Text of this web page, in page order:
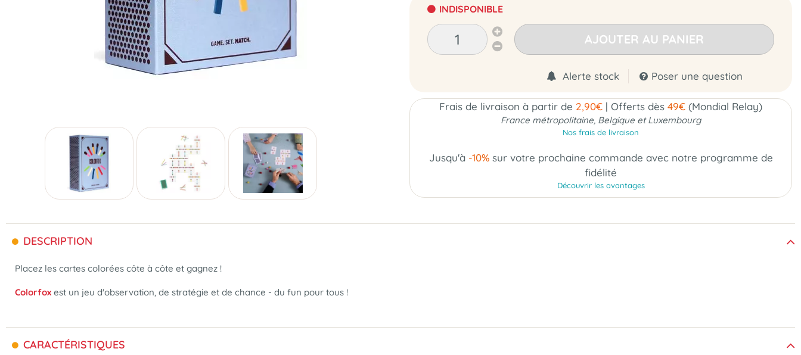
INDISPONIBLE
AJOUTER AU PANIER
Alerte stock Poser une question
Frais de livraison à partir de 2,90€ | Offerts dès 49€ (Mondial Relay)
France métropolitaine, Belgique et Luxembourg
Nos frais de livraison
Jusqu'à -10%sur votre prochaine commande avec notre programme de
fidélité
Découvrir les avantages
DESCRIPTION
Placez les cartes colorées côte à côte et gagnez !
Colorfox est un jeu d'observation, de stratégie et de chance - du fun pour tous !
CARACTÉRISTIQUES